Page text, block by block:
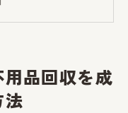
可能品の見極め
を事前に確認す
品回収を成
法